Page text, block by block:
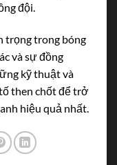
đội.
trọng trong bóng
và sự đồng
kỹ thuật và
then chốt để trở
hiệu quả nhất.